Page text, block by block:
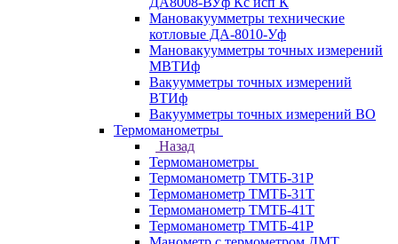
Мановакуумметры технические
котловые ДА-8010-Уф
Мановакуумметры точных измерений
МВТИф
Вакуумметры точных измерений
ВТИф
Вакуумметры точных измерений ВО
Термоманометры
Назад
Термоманометры
Термоманометр ТМТБ-31Р
Термоманометр ТМТБ-31Т
Термоманометр ТМТБ-41Т
Термоманометр ТМТБ-41Р